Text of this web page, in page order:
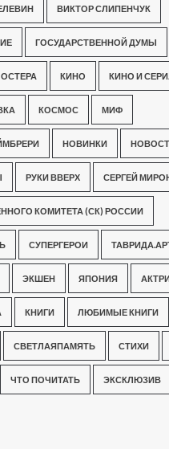
ВИКТОР СЛИПЕНЧУК
ГОСУДАРСТВЕННОЙ ДУМЫ
КИНО КИНО И
КОСМОС МИФ
НОВИНКИ
РУКИ ВВЕРХ СЕРГЕЙ
КОМИТЕТА (СК) РОССИИ
СУПЕРГЕРОИ
ЭКШЕН ЯПОНИЯ
КНИГИ ЛЮБИМЫЕ КНИГИ
СВЕТЛАЯПАМЯТЬ СТИХИ
ЧТО ПОЧИТАТЬ ЭКСКЛЮЗИВ